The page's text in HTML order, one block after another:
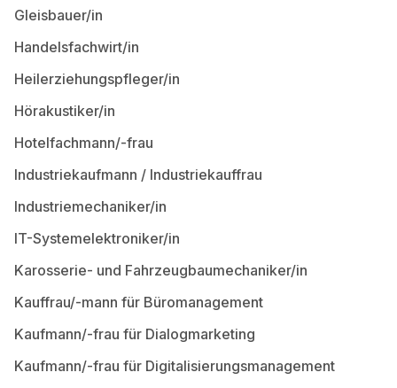
Gleisbauer/in
Handelsfachwirt/in
Heilerziehungspfleger/in
Hörakustiker/in
Hotelfachmann/-frau
Industriekaufmann / Industriekauffrau
Industriemechaniker/in
IT-Systemelektroniker/in
Karosserie- und Fahrzeugbaumechaniker/in
Kauffrau/-mann für Büromanagement
Kaufmann/-frau für Dialogmarketing
Kaufmann/-frau für Digitalisierungsmanagement